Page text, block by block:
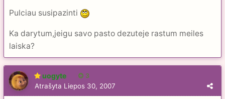
Pulciau susipazinti
Ka darytum,jeigu savo pasto dezuteje rastum meiles
laiska?
uogyte 3
Atrašyta Liepos 30, 2007